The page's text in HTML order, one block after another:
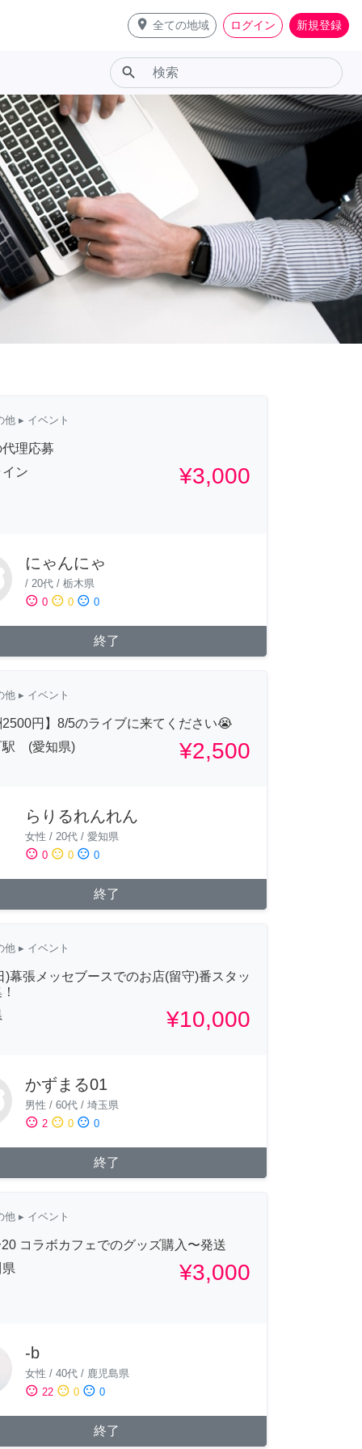
place 全ての地域 ログイン 新規登録
search
他▸ イベント
理応募
ン
¥3,000
にゃんにゃ
/ 20代/ 栃木県
sentiment_satisfied 0 sentiment_neutral 0 sentiment_dissatisfied 0
終了
他▸ イベント
円】8/5のライブに来てください😭
駅 (愛知県)
¥2,500
らりるれんれん
女性 / 20代/ 愛知県
sentiment_satisfied 0 sentiment_neutral 0 sentiment_dissatisfied 0
終了
他▸ イベント
)幕張メッセブースでのお店(留守)番スタッ
¥10,000
かずまる01
男性 / 60代/ 埼玉県
sentiment_satisfied 2 sentiment_neutral 0 sentiment_dissatisfied 0
終了
他▸ イベント
コラボカフェでのグッズ購入〜発送
¥3,000
-b
女性 / 40代/ 鹿児島県
sentiment_satisfied 22 sentiment_neutral 0 sentiment_dissatisfied 0
終了